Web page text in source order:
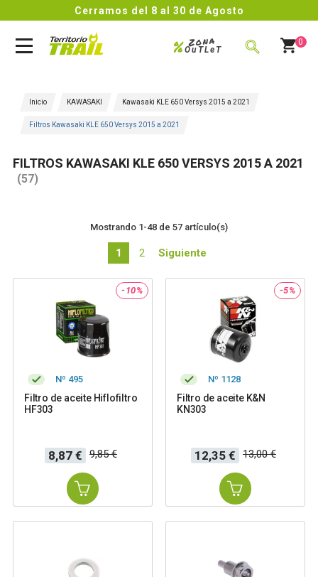
Cerramos del 8 al 30 de Agosto
Zona
%OuTLeT
0
Inicio KAWASAKI Kawasaki KLE 650 Versys 2015 a 2021
Filtros Kawasaki KLE 650 Versys 2015 a 2021
FILTROS KAWASAKI KLE 650 VERSYS 2015 A 2021
(57)
Mostrando 1-48 de 57 artículo(s)
1 2 Siguiente
-10%
Nº 495
Filtro de aceite Hiflofiltro
HF303
Precio
8,87 €
Precio
base
9,85 €
-5%
Nº 1128
Filtro de aceite K&N
KN303
Precio
12,35 €
Precio
base
13,00 €